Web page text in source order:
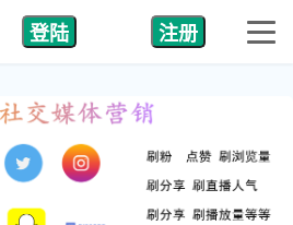
登陆 注册